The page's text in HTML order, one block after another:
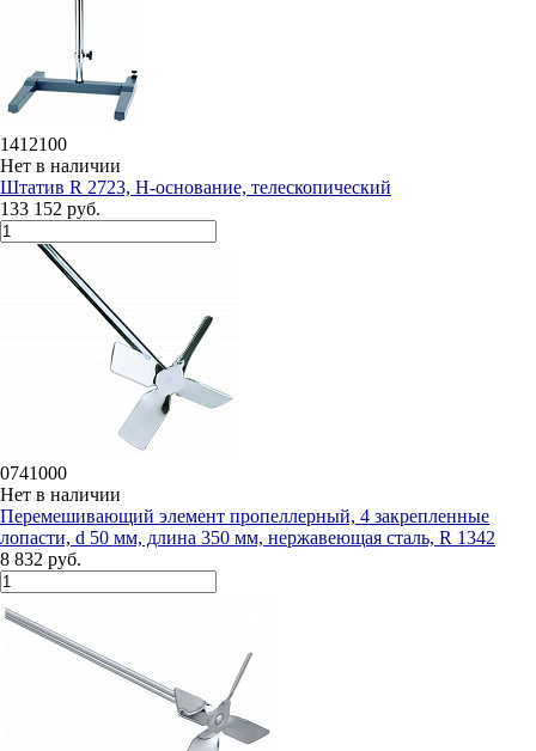
1412100
Нет в наличии
Штатив R 2723, Н-основание, телескопический
133 152 руб.
0741000
Нет в наличии
Перемешивающий элемент пропеллерный, 4 закрепленные
лопасти, d 50 мм, длина 350 мм, нержавеющая сталь, R 1342
8 832 руб.